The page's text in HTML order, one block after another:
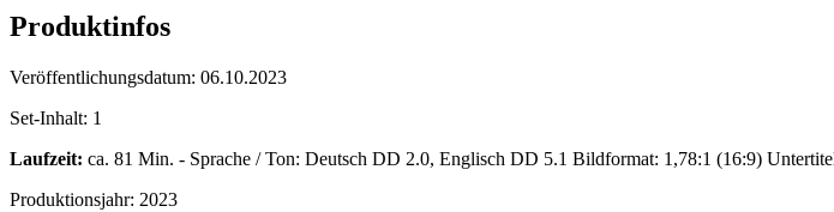
Produktinfos
Veröffentlichungsdatum: 06.10.2023
Set-Inhalt: 1
Laufzeit: ca. 81 Min. - Sprache / Ton: Deutsch DD 2.0, Englisch DD 5.1 Bildformat: 1,78:1 (16:9)
Produktionsjahr: 2023